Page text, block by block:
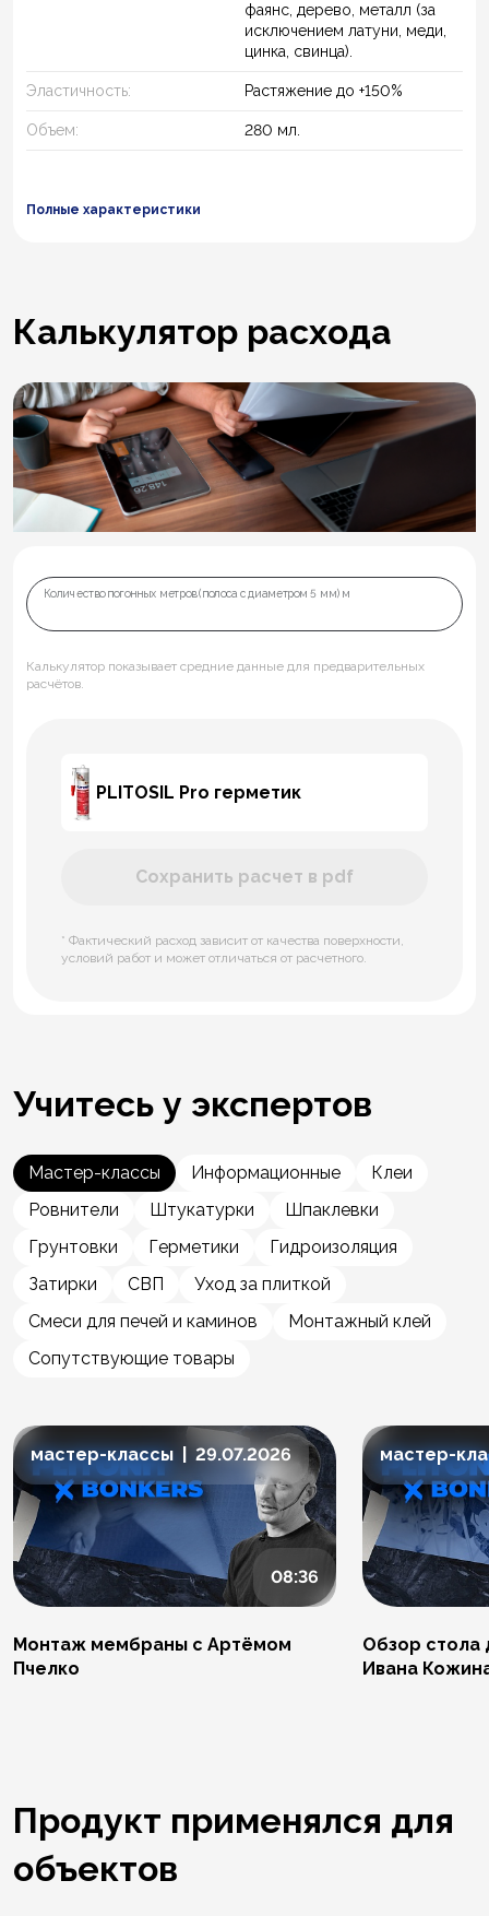
фаянс, дерево, металл (за
исключением латуни, меди,
цинка, свинца).
Эластичность: Растяжение до +150%
Объем: 280 мл.
Полные характеристики
Калькулятор расхода
Количество погонных метров (полоса с диаметром 5 мм) м
Калькулятор показывает средние данные для предварительных
расчётов.
PLITOSIL Pro герметик
Сохранить расчет в pdf
* Фактический расход зависит от качества поверхности,
условий работ и может отличаться от расчетного.
Учитесь у экспертов
Мастер-классы Информационные
Клеи
Ровнители
Штукатурки
Шпаклевки
Грунтовки
Герметики
Гидроизоляция
Затирки
СВП
Уход за плиткой
Смеси для печей и каминов
Монтажный клей
Сопутствующие товары
мастер-классы | 29.07.2026
08:36
Монтаж мембраны с Артёмом
Пчелко
мастер-
Обзор стола
Ивана
Продукт применялся для
объектов